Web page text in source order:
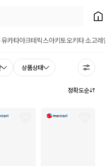
홈으
유카타아크테릭스아키토오키타 소고레
상품상태
정확도순